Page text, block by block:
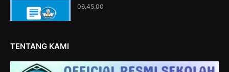
06.45.00
TENTANG KAMI